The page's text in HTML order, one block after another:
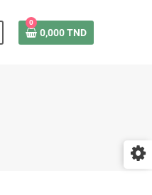
0
0,000 TND